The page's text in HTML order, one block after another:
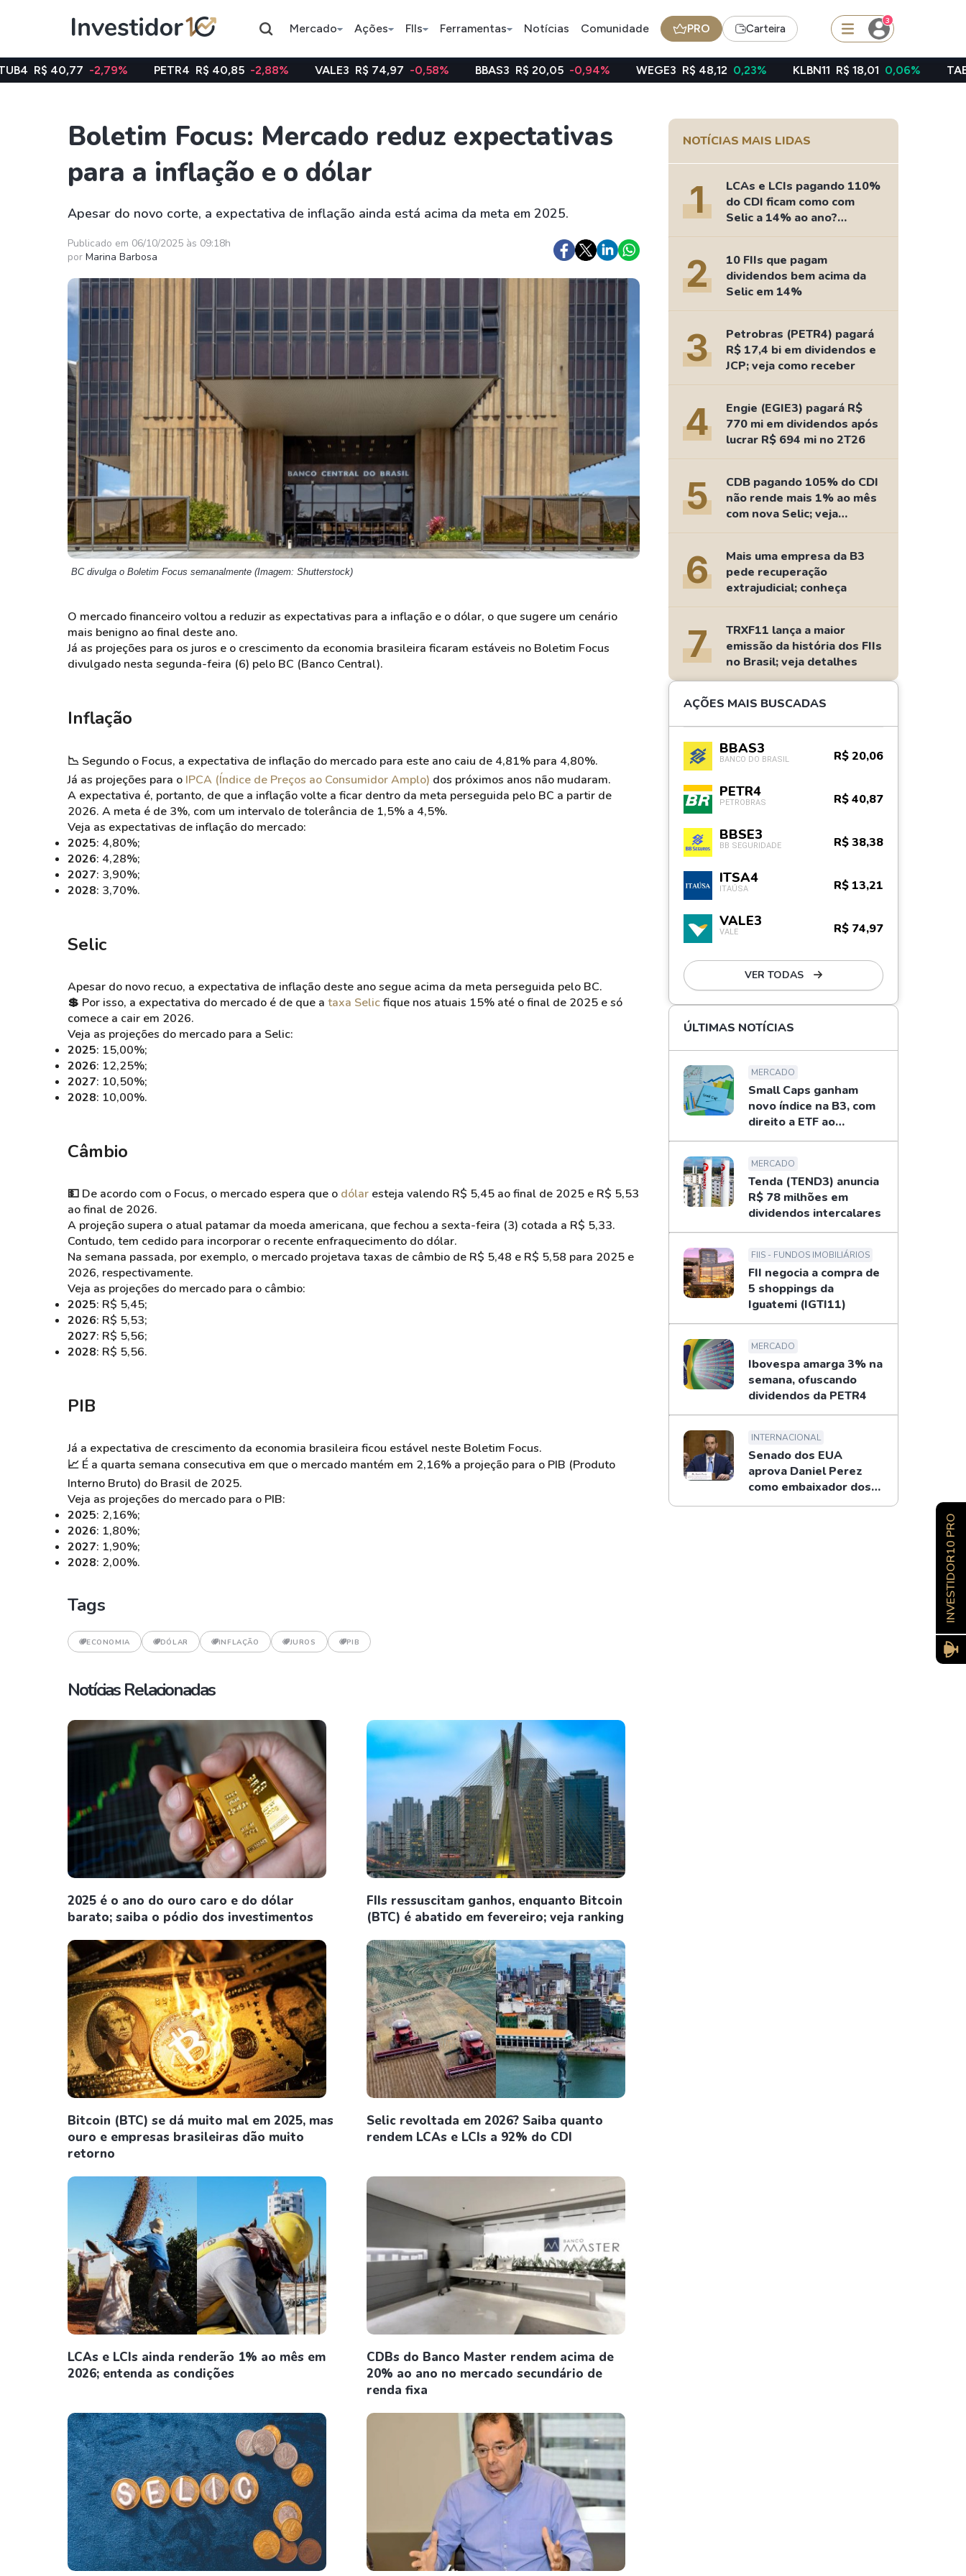
Mercado Ações FIIs Ferramentas Notícias Comunidade PRO Carteira
3
Assuntos do momento
Índice
Ibovespa
Ação
Petrobras
Ação
Bradesco Dividendos
Taesa
Itausa
Ambev
Weg
Klabin
Ver todos
RECR11
KNRI11
IVVB11
SMAL11
GOLD11
Apple
Amazon
Google
Meta
Coca-Cola
Ver todos
Criptomoedas
Bitcoin
Ethereum
Binance Coin - BNB
Dogecoin
Solana
Ver todos
Ideias
Agenda de Dividendos
Radar do Dividendo Inteligente
As Ações Mais Buscadas
Guia do Iniciante
-2,79% PETR4 R$ 40,85 -2,88% VALE3 R$ 74,97 -0,58% BBAS3 R$ 20,05 -0,94% WEGE3 R$ 48,12 0,23% KLBN11 R$ 18,01 0,06% TAEE11 R$ 39,49
Boletim Focus: Mercado reduz expectativas
para a inflação e o dólar
Apesar do novo corte, a expectativa de inflação ainda está acima da meta em 2025.
Publicado em 06/10/2025 às 09:18h
por Marina Barbosa
BC divulga o Boletim Focus semanalmente (Imagem: Shutterstock)
O mercado financeiro voltou a reduzir as expectativas para a inflação e o dólar, o que sugere um cenário
mais benigno ao final deste ano.
Já as projeções para os juros e o crescimento da economia brasileira ficaram estáveis no Boletim Focus
divulgado nesta segunda-feira (6) pelo BC (Banco Central).
Inflação
📉 Segundo o Focus, a expectativa de inflação do mercado para este ano caiu de 4,81% para 4,80%.
Já as projeções para o IPCA (Índice de Preços ao Consumidor Amplo) dos próximos anos não mudaram.
A expectativa é, portanto, de que a inflação volte a ficar dentro da meta perseguida pelo BC a partir de
2026. A meta é de 3%, com um intervalo de tolerância de 1,5% a 4,5%.
Veja as expectativas de inflação do mercado:
2025: 4,80%;
2026: 4,28%;
2027: 3,90%;
2028: 3,70%.
Selic
Apesar do novo recuo, a expectativa de inflação deste ano segue acima da meta perseguida pelo BC.
💲 Por isso, a expectativa do mercado é de que a taxa Selicfique nos atuais 15% até o final de 2025 e só
comece a cair em 2026.
Veja as projeções do mercado para a Selic:
2025: 15,00%;
2026: 12,25%;
2027: 10,50%;
2028: 10,00%.
Câmbio
💵 De acordo com o Focus, o mercado espera que o dólar esteja valendo R$ 5,45 ao final de 2025 e R$ 5,53
ao final de 2026.
A projeção supera o atual patamar da moeda americana, que fechou a sexta-feira (3) cotada a R$ 5,33.
Contudo, tem cedido para incorporar o recente enfraquecimento do dólar.
Na semana passada, por exemplo, o mercado projetava taxas de câmbio de R$ 5,48 e R$ 5,58 para 2025 e
2026, respectivamente.
Veja as projeções do mercado para o câmbio:
2025: R$ 5,45;
2026: R$ 5,53;
2027: R$ 5,56;
2028: R$ 5,56.
PIB
Já a expectativa de crescimento da economia brasileira ficou estável neste Boletim Focus.
📈 É a quarta semana consecutiva em que o mercado mantém em 2,16% a projeção para o PIB (Produto
Interno Bruto) do Brasil de 2025.
Veja as projeções do mercado para o PIB:
2025: 2,16%;
2026: 1,80%;
2027: 1,90%;
2028: 2,00%.
Tags
ECONOMIA DÓLAR INFLAÇÃO JUROS PIB
Notícias Relacionadas
2025 é o ano do ouro caro e do dólar
barato; saiba o pódio dos investimentos
FIIs ressuscitam ganhos, enquanto Bitcoin
(BTC) é abatido em fevereiro; veja ranking
Bitcoin (BTC) se dá muito mal em 2025, mas
ouro e empresas brasileiras dão muito
retorno
Selic revoltada em 2026? Saiba quanto
rendem LCAs e LCIs a 92% do CDI
LCAs e LCIs ainda renderão 1% ao mês em
2026; entenda as condições
CDBs do Banco Master rendem acima de
20% ao ano no mercado secundário de
renda fixa
NOTÍCIAS MAIS LIDAS
1
LCAs e LCIs pagando 110%
do CDI ficam como com
Selic a 14% ao ano?
Fizemos as contas
2
10 FIIs que pagam
dividendos bem acima da
Selic em 14%
3
Petrobras (PETR4) pagará
R$ 17,4 bi em dividendos e
JCP; veja como receber
4
Engie (EGIE3) pagará R$
770 mi em dividendos após
lucrar R$ 694 mi no 2T26
5
CDB pagando 105% do CDI
não rende mais 1% ao mês
com nova Selic; veja
retorno
6
Mais uma empresa da B3
pede recuperação
extrajudicial; conheça
7
TRXF11 lança a maior
emissão da história dos FIIs
no Brasil; veja detalhes
AÇÕES MAIS BUSCADAS
BBAS3
BANCO DO BRASIL R$ 20,06
PETR4
PETROBRAS R$ 40,87
BBSE3
BB SEGURIDADE R$ 38,38
ITSA4
ITAÚSA R$ 13,21
VALE3
VALE R$ 74,97
VER TODAS
ÚLTIMAS NOTÍCIAS
MERCADO
Small Caps ganham
novo índice na B3, com
direito a ETF ao
investidor
MERCADO
Tenda (TEND3) anuncia
R$ 78 milhões em
dividendos intercalares
FIIS - FUNDOS IMOBILIÁRIOS
FII negocia a compra de
5 shoppings da
Iguatemi (IGTI11)
MERCADO
Ibovespa amarga 3% na
semana, ofuscando
dividendos da PETR4
INTERNACIONAL
Senado dos EUA
aprova Daniel Perez
como embaixador dos
EUA no Brasil
INVESTIDOR10 PRO